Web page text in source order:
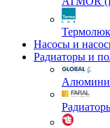
Насосы и
Радиаторы и